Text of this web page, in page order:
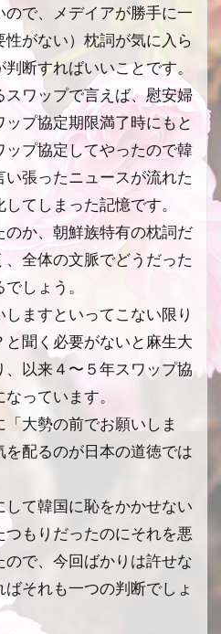
で、メデイアが勝手に一
がない）枕詞が気に入ら
断すればいいことです。
ワップで言えば、慰安婦
プ協定期限満了時にもと
ップ協定してやったので韓
張ったニュースが流れた
てしまった記憶です。
のか、朝鮮族特有の枕詞だ
全体の文脈でどうだった
しょう。
ますといってこない限り
と聞く必要がないと麻生大
以来４〜５年スワップ協
っています。
大勢の前でお願いしま
配るのが日本の道徳では
して韓国に恥をかかせない
もりだったのにそれを悪
で、今回ばかりは許せな
それも一つの判断でしょ